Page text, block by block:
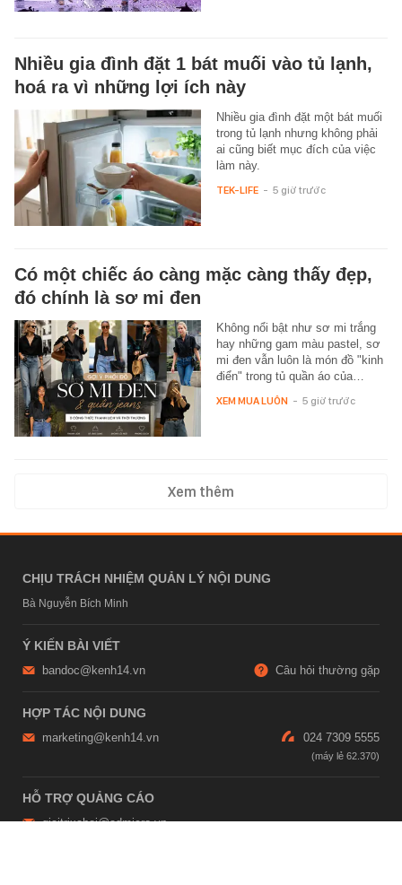
Nhiều gia đình đặt 1 bát muối vào tủ lạnh,
hoá ra vì những lợi ích này
Nhiều gia đình đặt một bát muối
trong tủ lạnh nhưng không phải
ai cũng biết mục đích của việc
làm này.
TEK-LIFE - 5 giờ trước
Có một chiếc áo càng mặc càng thấy đẹp,
đó chính là sơ mi đen
Không nổi bật như sơ mi trắng
hay những gam màu pastel, sơ
mi đen vẫn luôn là món đồ "kinh
điển" trong tủ quần áo của…
XEM MUA LUÔN - 5 giờ trước
Xem thêm
CHỊU TRÁCH NHIỆM QUẢN LÝ NỘI DUNG
Bà Nguyễn Bích Minh
Ý KIẾN BÀI VIẾT
bandoc@kenh14.vn Câu hỏi thường gặp
HỢP TÁC NỘI DUNG
marketing@kenh14.vn 024 7309 5555
HỖ TRỢ QUẢNG CÁO
giaitrixahoi@admicro.vn